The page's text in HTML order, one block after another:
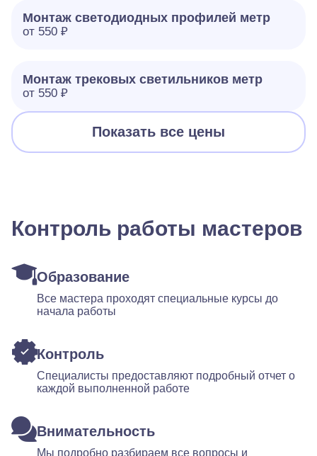
Монтаж светодиодных профилей метр
от 550 ₽
Монтаж трековых светильников метр
от 550 ₽
Показать все цены
Контроль работы мастеров
Образование
Все мастера проходят специальные курсы до
начала работы
Контроль
Специалисты предоставляют подробный отчет о
каждой выполненной работе
Внимательность
Мы подробно разбираем все вопросы и